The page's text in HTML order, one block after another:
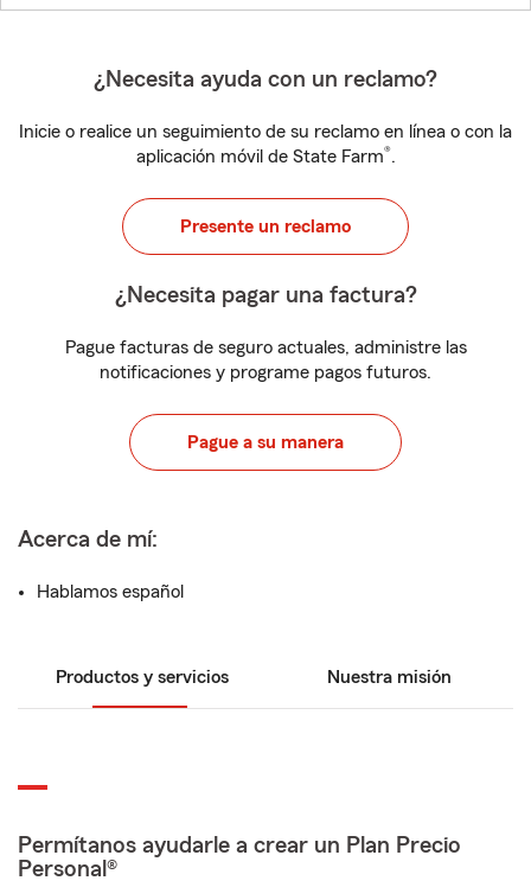
¿Necesita ayuda con un reclamo?
Inicie o realice un seguimiento de su reclamo en línea o con la
aplicación móvil de State Farm®.
Presente un reclamo
¿Necesita pagar una factura?
Pague facturas de seguro actuales, administre las
notificaciones y programe pagos futuros.
Pague a su manera
Acerca de mí:
Hablamos español
Productos y servicios Nuestra misión
Permítanos ayudarle a crear un Plan Precio
Personal®